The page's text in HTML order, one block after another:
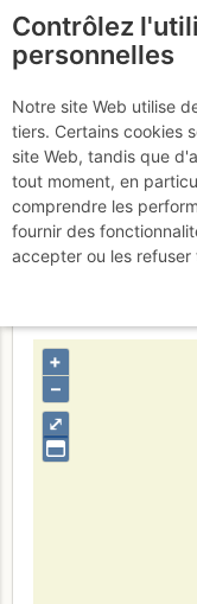
Sommet
normale)
⤢
+
–
Contrôlez
personnelles
Notre site Web utilise
tiers. Certains cookies
site Web, tandis que
tout moment, en
comprendre les
fournir des
accepter ou les refuser